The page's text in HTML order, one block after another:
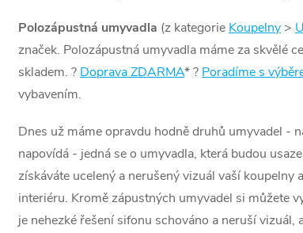
Polozápustná umyvadla (z kategorie Koupelny >
značek. Polozápustná umyvadla máme za skvělé
skladem. ? Doprava ZDARMA* ? Poradíme s
vybavením.
Dnes už máme opravdu hodně druhů umyvadel -
napovídá - jedná se o umyvadla, která budou
získáváte ucelený a nerušený vizuál vaší
interiéru. Kromě zápustných umyvadel si můžete
je nehezké řešení sifonu schováno a neruší